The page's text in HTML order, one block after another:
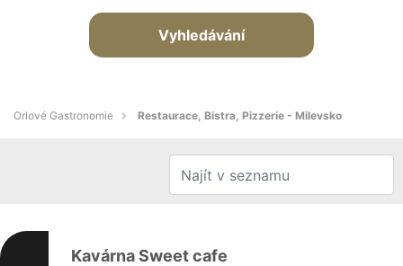
Vyhledávání
Orlové Gastronomie Restaurace, Bistra, Pizzerie - Milevsko
Kavárna Sweet cafe